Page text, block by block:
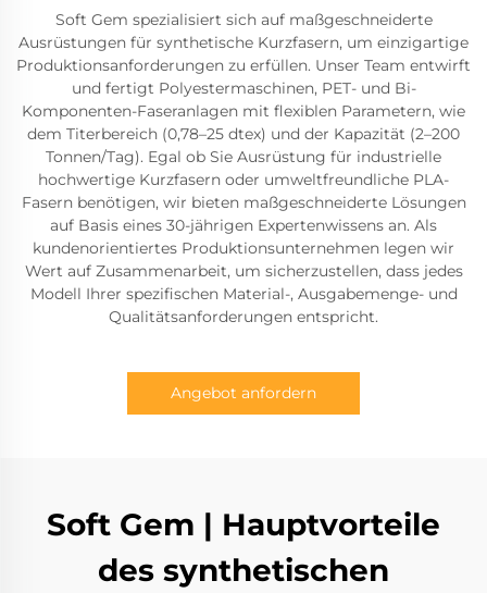
Soft Gem spezialisiert sich auf maßgeschneiderte
Ausrüstungen für synthetische Kurzfasern, um einzigartige
Produktionsanforderungen zu erfüllen. Unser Team entwirft
und fertigt Polyestermaschinen, PET- und Bi-
Komponenten-Faseranlagen mit flexiblen Parametern, wie
dem Titerbereich (0,78–25 dtex) und der Kapazität (2–200
Tonnen/Tag). Egal ob Sie Ausrüstung für industrielle
hochwertige Kurzfasern oder umweltfreundliche PLA-
Fasern benötigen, wir bieten maßgeschneiderte Lösungen
auf Basis eines 30-jährigen Expertenwissens an. Als
kundenorientiertes Produktionsunternehmen legen wir
Wert auf Zusammenarbeit, um sicherzustellen, dass jedes
Modell Ihrer spezifischen Material-, Ausgabemenge- und
Qualitätsanforderungen entspricht.
Angebot anfordern
Soft Gem | Hauptvorteile
des synthetischen